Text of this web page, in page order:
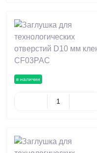
в наличии